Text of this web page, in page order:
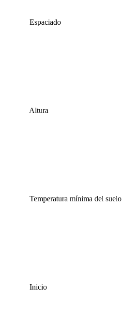
Espaciado
Altura
Temperatura mínima del suelo
Inicio